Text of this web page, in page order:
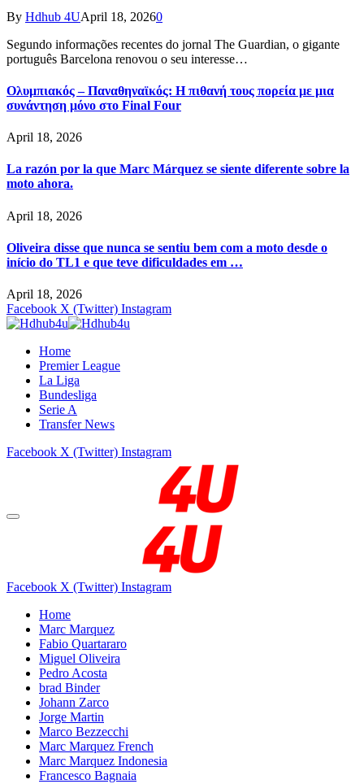
By Hdhub 4UApril 18, 20260
Segundo informações recentes do jornal The Guardian, o gigante
português Barcelona renovou o seu interesse…
Ολυμπιακός – Παναθηναϊκός: Η πιθανή τους πορεία με μια
συνάντηση μόνο στο Final Four
April 18, 2026
La razón por la que Marc Márquez se siente diferente sobre la
moto ahora.
April 18, 2026
Oliveira disse que nunca se sentiu bem com a moto desde o
início do TL1 e que teve dificuldades em …
April 18, 2026
Facebook X (Twitter) Instagram
Home
Premier League
La Liga
Bundesliga
Serie A
Transfer News
Facebook X (Twitter) Instagram
Facebook X (Twitter) Instagram
Home
Marc Marquez
Fabio Quartararo
Miguel Oliveira
Pedro Acosta
brad Binder
Johann Zarco
Jorge Martin
Marco Bezzecchi
Marc Marquez French
Marc Marquez Indonesia
Francesco Bagnaia